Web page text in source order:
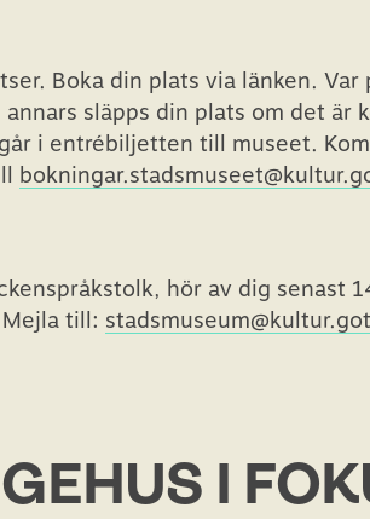
Boka din plats via länken.
släpps din plats om det är
i entrébiljetten till museet.
hör av dig senast
till:
I